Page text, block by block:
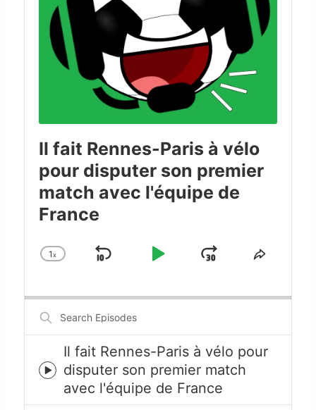
Il fait Rennes-Paris à vélo
pour disputer son premier
match avec l'équipe de
France
Change
1x
Skip
Play
JumpShare
Search
Episodes
Episode
play
icon
Il fait Rennes-Paris à vélo pour
disputer son premier match
avec l'équipe de France